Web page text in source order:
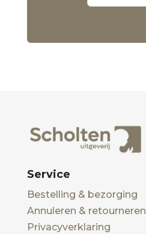
Service
Bestelling & bezorging
Annuleren & retourneren
Privacyverklaring